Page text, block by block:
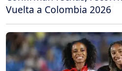
Vuelta a Colombia 2026